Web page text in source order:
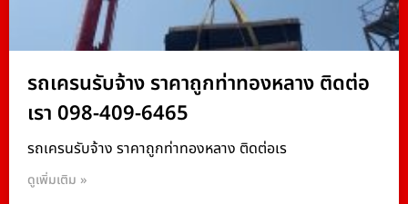
รถเครนรับจ้าง ราคาถูกท่าทองหลาง ติดต่อ
เรา 098-409-6465
รถเครนรับจ้าง ราคาถูกท่าทองหลาง ติดต่อเร
ดูเพิ่มเติม »